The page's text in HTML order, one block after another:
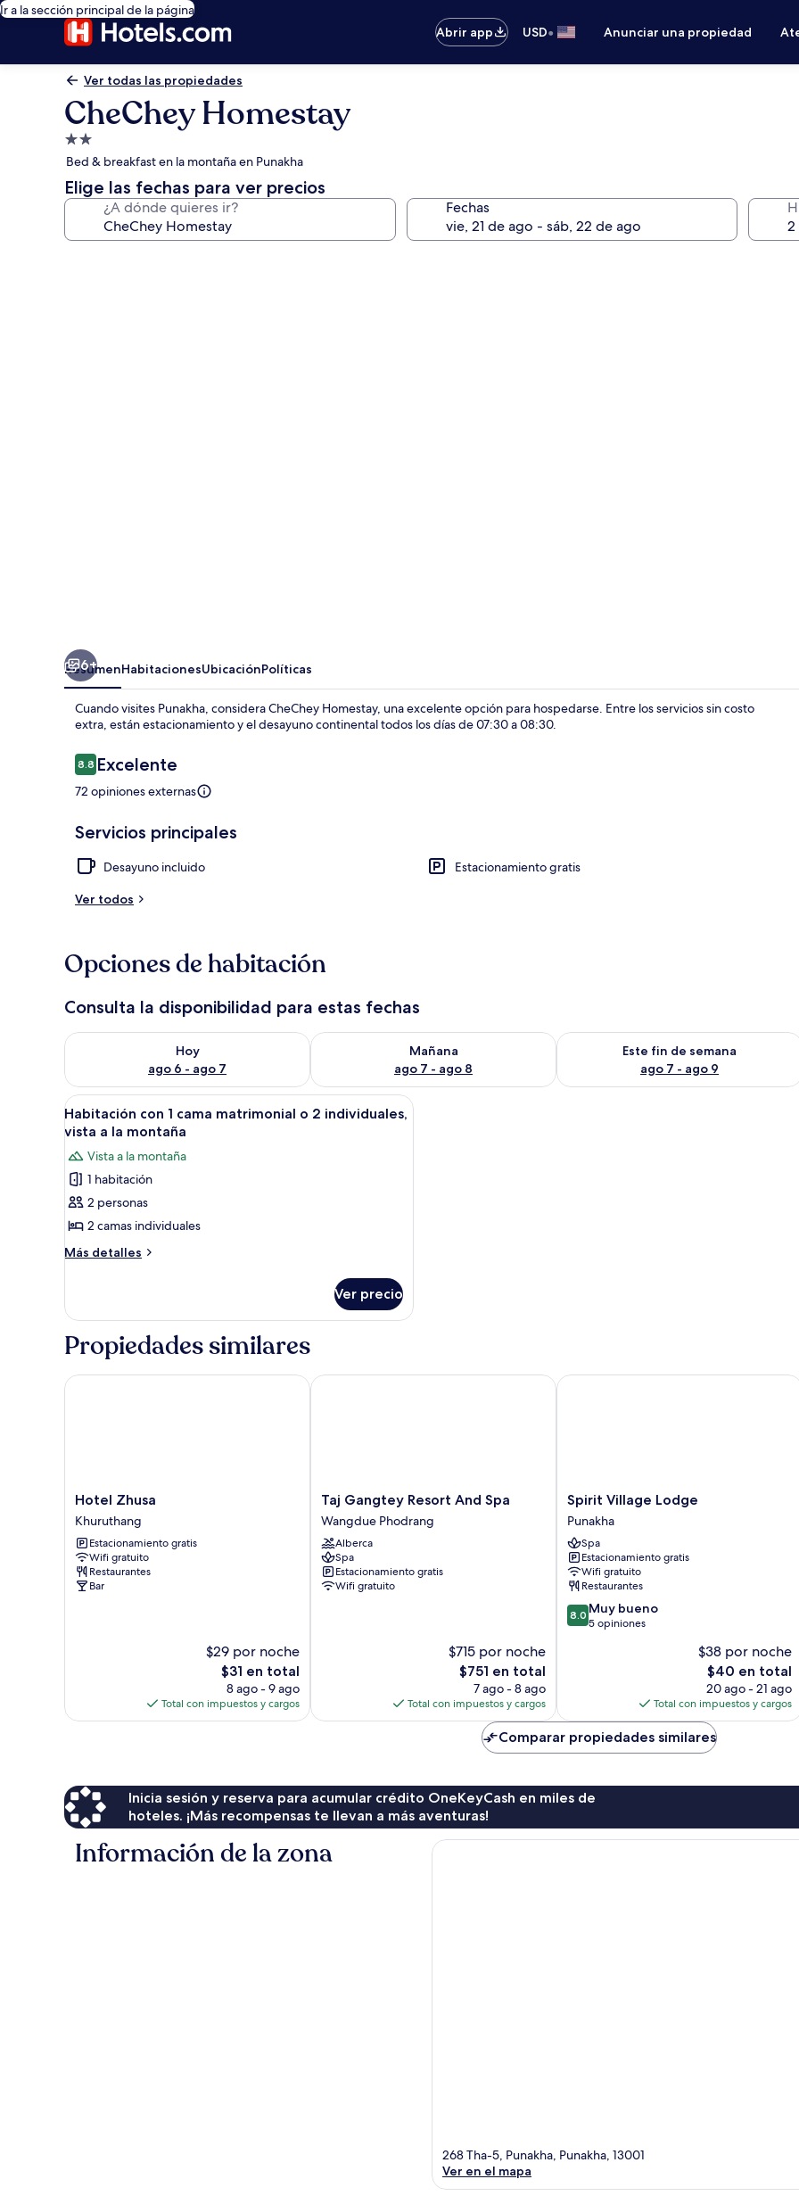
Ir a la sección principal de la página
Abrir app
USD• Anunciar una propiedad
Ver todas las propiedades
CheChey Homestay
Propiedad
de
2.0
estrellas
Bed & breakfast en la montaña en Punakha
Elige las fechas para ver precios
¿A dónde quieres ir? Fechas
6+
ResumenHabitacionesUbicaciónPolíticas
Cuando visites Punakha, considera CheChey Homestay, una excelente opción para hospedarse. Entre los servicios sin costo
extra, están estacionamiento y el desayuno continental todos los días de 07:30 a 08:30.
Opiniones
8.88.8 de 10,
Excelente
72 opiniones externas
Servicios principales
Desayuno incluido
Estacionamiento gratis
Ver todos
Opciones de habitación
Consulta la disponibilidad para estas fechas
Hoy
ago 6 - ago 7
Consulta la disponibilidad para hoy ago 6 - ago 7
Mañana
ago 7 - ago 8
Consulta la disponibilidad para mañana ago 7 - ago 8
Este fin de semana
ago 7 - ago 9
Consulta la disponibilidad para este
Abrir
todas
fotos
de
Habitación
con
1
o
individuales,
vista
a
4
Habitación con 1 cama matrimonial o 2 individuales,
vista a la montaña
Vista a la montaña
1 habitación
2 personas
2 camas individuales
Más detalles
Más
con
cama
matrimonial
o
Ver precio
Propiedades similares
Hotel
Zhusa
Khuruthang
Hotel Zhusa
Khuruthang
Estacionamiento gratis
Wifi gratuito
Restaurantes
Bar
$29 por noche
El
precio
actual
es
$31 en total
8 ago - 9 ago
Total con impuestos y cargos
Hotel Zhusa
Taj
Gangtey
Resort
And
Spa
Wangdue
Phodrang
Taj Gangtey Resort And Spa
Wangdue Phodrang
Alberca
Spa
Estacionamiento gratis
Wifi gratuito
$715 por noche
El
precio
actual
es
$751 en total
7 ago - 8 ago
Total con impuestos y cargos
Taj Gangtey Resort And Spa
Spirit
Village
Lodge
Punakha
Spirit Village Lodge
Punakha
Spa
Estacionamiento gratis
Wifi gratuito
Restaurantes
8.0
de
8.0 Muy bueno
5 opiniones
$38 por noche
El
precio
actual
es
de
$40
$40 en total
20 ago - 21 ago
Total con impuestos y cargos
Spirit Village Lodge
Comparar propiedades similares
Inicia sesión y reserva para acumular crédito OneKeyCash en miles de
hoteles. ¡Más recompensas te llevan a más aventuras!
Información de la zona
268 Tha-5, Punakha, Punakha, 13001
Ver en el mapa